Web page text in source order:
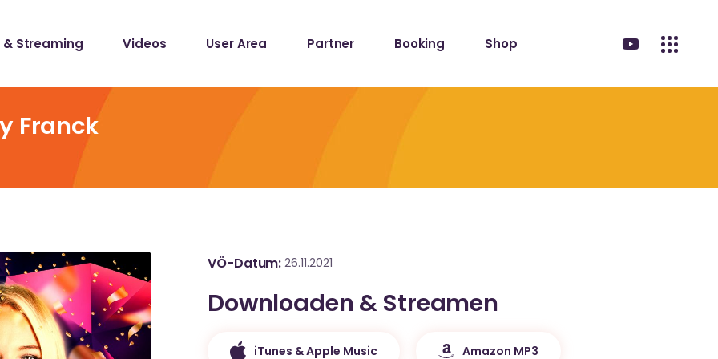
& Streaming Videos User Area Partner Booking Shop
Franck
VÖ-Datum 26.11.2021
Downloaden & Streamen
iTunes & Apple Music Amazon MP3